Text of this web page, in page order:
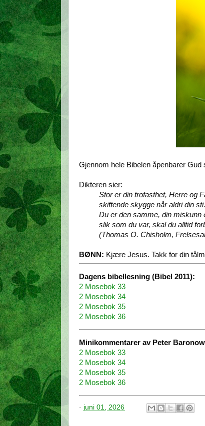
Gjennom hele Bibelen åpenbarer Gud
Dikteren sier:
Stor er din trofasthet, Herre og
skiftende skygge når aldri din sti.
Du er den samme, din miskunn
slik som du var, skal du alltid
(Thomas O. Chisholm,
BØNN: Kjære Jesus. Takk for din
Dagens bibellesning (Bibel 2011):
2 Mosebok 33
2 Mosebok 34
2 Mosebok 35
2 Mosebok 36
Minikommentarer av Peter
2 Mosebok 33
2 Mosebok 34
2 Mosebok 35
2 Mosebok 36
- juni 01, 2026